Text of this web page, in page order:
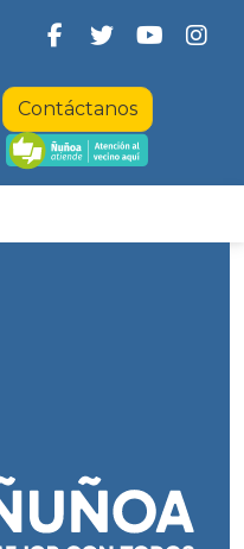
Contáctanos